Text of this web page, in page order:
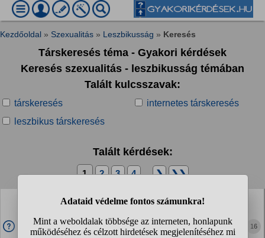
Kezdőoldal » Szexualitás » Leszbikusság » Keresés
Társkeresés téma - Gyakori kérdések
Keresés szexualitás - leszbikusság témában
Talált kulcsszavak:
társkeresés
internetes társkeresés
leszbikus társkeresés
Talált kérdések:
1 2 3 4 ... ❯ ❯❯
Hogy érdemes biszex vagy leszbikus nőknek párt
Mennyiben másabb a társkeresés ha egy nő, nőt keres?
Úgyanúgy történik mint amikor egy heteró nő keres férfit? Te
16